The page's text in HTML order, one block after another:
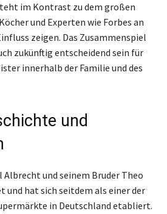
im Kontrast zu dem großen
und Experten wie Forbes an
zeigen. Das Zusammenspiel
zukünftig entscheidend sein für
innerhalb der Familie und des
und
Albrecht und seinem Bruder Theo
und hat sich seitdem als einer der
in Deutschland etabliert.